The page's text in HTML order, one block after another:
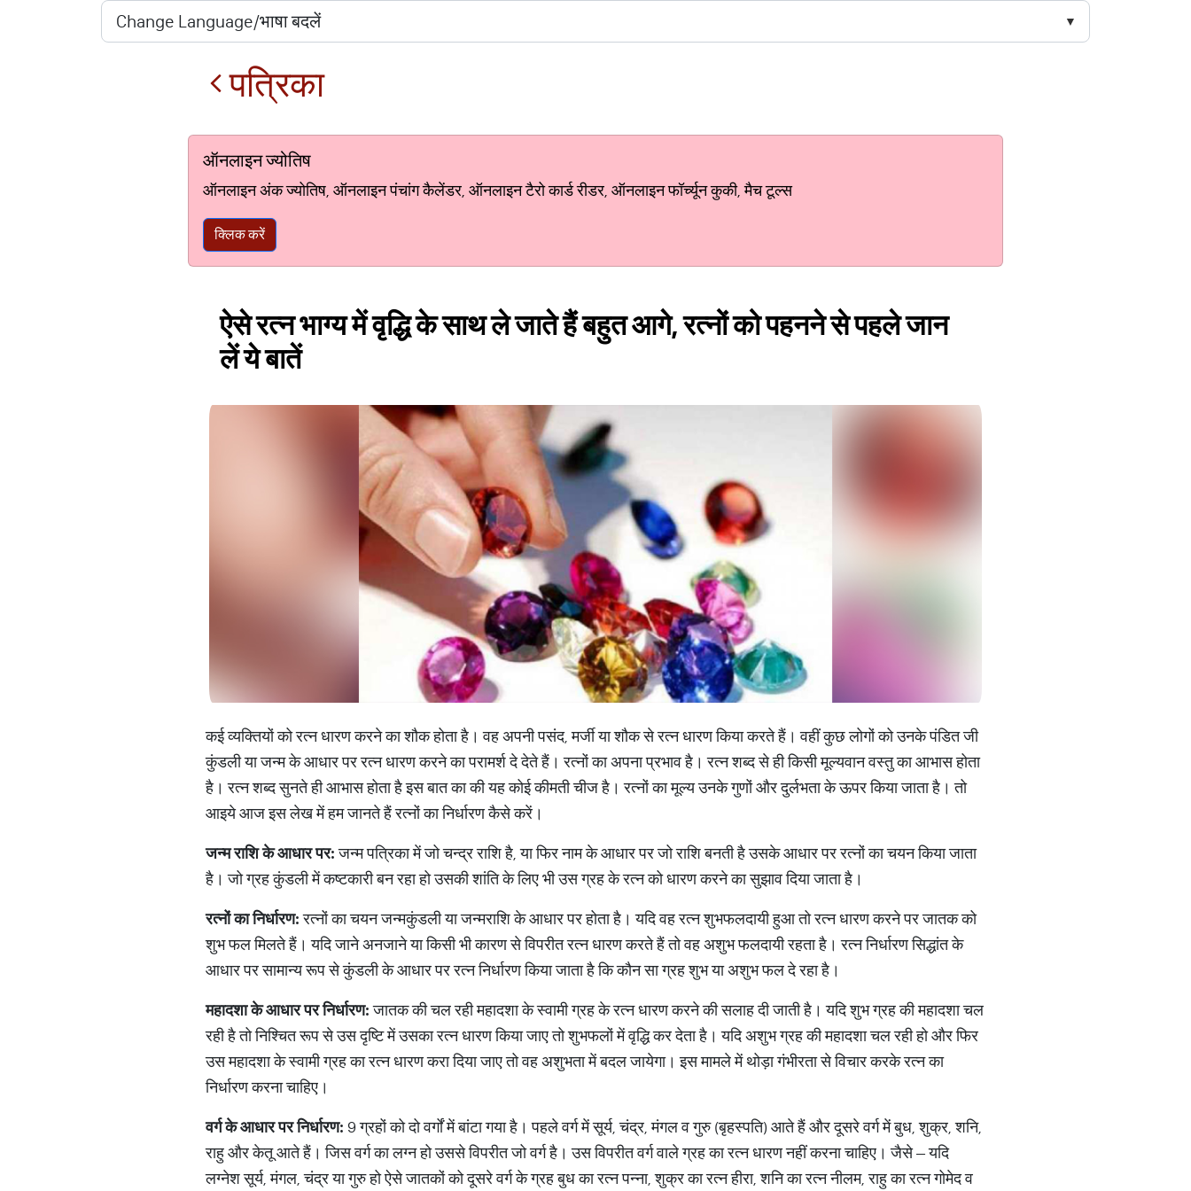
पत्रिका
ऑनलाइन ज्योतिष
ऑनलाइन अंक ज्योतिष, ऑनलाइन पंचांग कैलेंडर, ऑनलाइन टैरो कार्ड रीडर, ऑनलाइन फॉर्च्यून कुकी, मैच टूल्स
क्लिक करें
ऐसे रत्न भाग्य में वृद्धि के साथ ले जाते हैं बहुत आगे, रत्नों को पहनने से पहले जान
लें ये बातें
कई व्यक्तियों को रत्न धारण करने का शौक होता है। वह अपनी पसंद, मर्जी या शौक से रत्न धारण किया करते हैं। वहीं कुछ लोगों को उनके पंडित जी
कुंडली या जन्म के आधार पर रत्न धारण करने का परामर्श दे देते हैं। रत्नों का अपना प्रभाव है। रत्न शब्द से ही किसी मूल्यवान वस्तु का आभास होता
है। रत्न शब्द सुनते ही आभास होता है इस बात का की यह कोई कीमती चीज है। रत्नों का मूल्य उनके गुणों और दुर्लभता के ऊपर किया जाता है। तो
आइये आज इस लेख में हम जानते हैं रत्नों का निर्धारण कैसे करें।
जन्मराशिकेआधारपर:जन्म पत्रिका में जो चन्द्र राशि है, या फिर नाम के आधार पर जो राशि बनती है उसके आधार पर रत्नों का चयन किया जाता
है। जो ग्रह कुंडली में कष्टकारी बन रहा हो उसकी शांति के लिए भी उस ग्रह के रत्न को धारण करने का सुझाव दिया जाता है।
रत्नोंकानिर्धारण:रत्नों का चयन जन्मकुंडली या जन्मराशि के आधार पर होता है। यदि वह रत्न शुभफलदायी हुआ तो रत्न धारण करने पर जातक को
शुभ फल मिलते हैं। यदि जाने अनजाने या किसी भी कारण से विपरीत रत्न धारण करते हैं तो वह अशुभ फलदायी रहता है। रत्न निर्धारण सिद्धांत के
आधार पर सामान्य रूप से कुंडली के आधार पर रत्न निर्धारण किया जाता है कि कौन सा ग्रह शुभ या अशुभ फल दे रहा है।
महादशाकेआधारपरनिर्धारण:जातक की चल रही महादशा के स्वामी ग्रह के रत्न धारण करने की सलाह दी जाती है। यदि शुभ ग्रह की महादशा चल
रही है तो निश्चित रूप से उस दृष्टि में उसका रत्न धारण किया जाए तो शुभफलों में वृद्धि कर देता है। यदि अशुभ ग्रह की महादशा चल रही हो और फिर
उस महादशा के स्वामी ग्रह का रत्न धारण करा दिया जाए तो वह अशुभता में बदल जायेगा। इस मामले में थोड़ा गंभीरता से विचार करके रत्न का
निर्धारण करना चाहिए।
वर्गकेआधारपरनिर्धारण: 9 ग्रहों को दो वर्गों में बांटा गया है। पहले वर्ग में सूर्य, चंद्र, मंगल व गुरु (बृहस्पति) आते हैं और दूसरे वर्ग में बुध, शुक्र, शनि,
राहु और केतू आते हैं। जिस वर्ग का लग्न हो उससे विपरीत जो वर्ग है। उस विपरीत वर्ग वाले ग्रह का रत्न धारण नहीं करना चाहिए। जैसे – यदि
लग्नेश सूर्य, मंगल, चंद्र या गुरु हो ऐसे जातकों को दूसरे वर्ग के ग्रह बुध का रत्न पन्ना, शुक्र का रत्न हीरा, शनि का रत्न नीलम, राहु का रत्न गोमेद व